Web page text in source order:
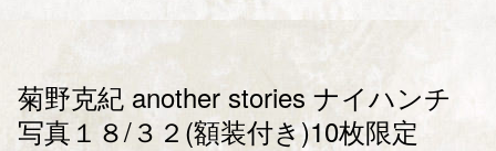
菊野克紀 another stories ナイハンチ
写真１８/３２(額装付き)10枚限定